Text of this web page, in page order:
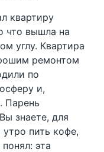
квартиру
что вышла на
углу. Квартира
ремонтом
по
и,
Парень
знаете, для
пить кофе,
эта